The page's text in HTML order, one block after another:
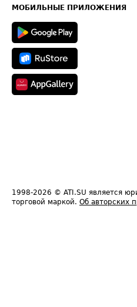
Техническая информация
МОБИЛЬНЫЕ ПРИЛОЖЕНИЯ
1998-2026 © ATI.SU является
торговой маркой. Об авторских